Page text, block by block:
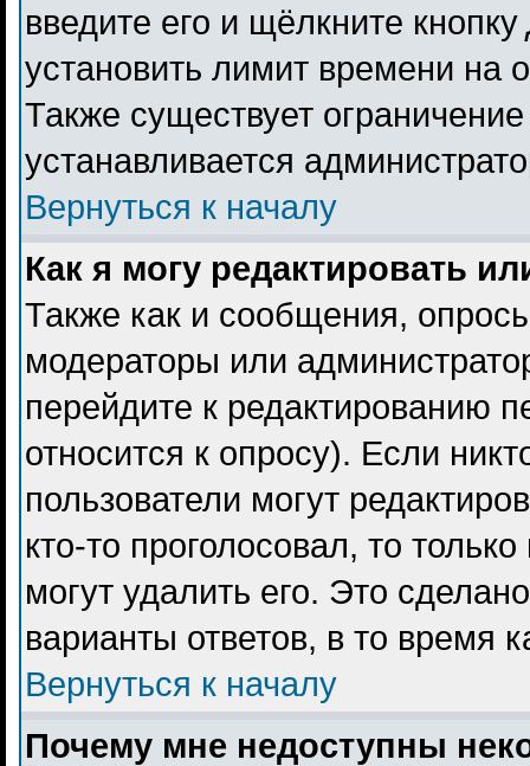
введите его и щёлкните кнопку
установить лимит времени на
Также существует
устанавливается
Вернуться к началу
Как я могу редактировать
Также как и сообщения,
модераторы или
перейдите к редактированию
относится к опросу). Если
пользователи могут
кто-то проголосовал, то
могут удалить его. Это
варианты ответов, в то время
Вернуться к началу
Почему мне недоступны